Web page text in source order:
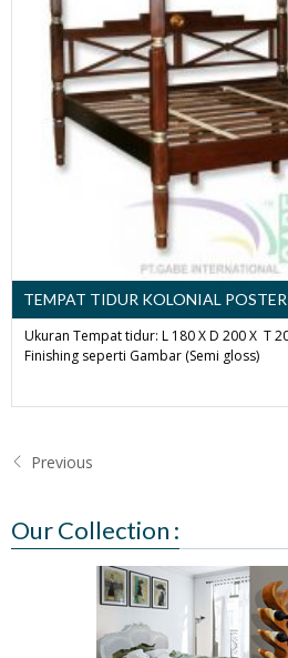
TEMPAT TIDUR KOLONIAL
Ukuran Tempat tidur: L 180 X D 200 X T
Finishing seperti Gambar (Semi gloss)
Previous
Our Collection :